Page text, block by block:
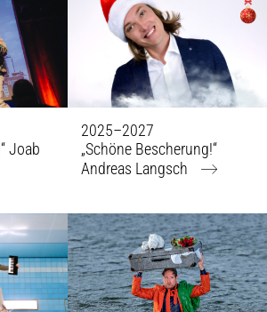
Joab
2025–2027
„Schöne Bescherung!“
Andreas Langsch